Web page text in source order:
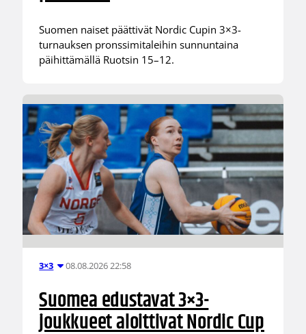
Suomen naiset päättivät Nordic Cupin 3×3-
turnauksen pronssimitaleihin sunnuntaina
päihittämällä Ruotsin 15–12.
3×3 08.08.2026 22:58
Suomea edustavat 3×3-
joukkueet aloittivat Nordic Cup